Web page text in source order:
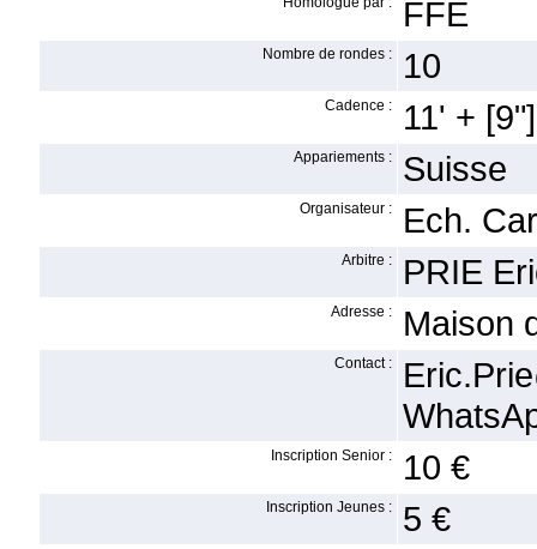
FFE
Nombre de rondes : 10
Cadence : 11' + [9"]
Appariements : Suisse
Organisateur : Ech.
Arbitre : PRIE
Adresse : Maison
Contact :
Inscription Senior : 10 €
Inscription Jeunes : 5 €